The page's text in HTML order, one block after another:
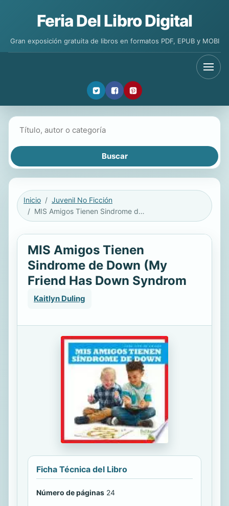
Feria Del Libro Digital
Gran exposición gratuita de libros en formatos PDF, EPUB y MOBI
Inicio
Juvenil No Ficción
MIS Amigos Tienen Sindrome de Down (My Friend Has Down Syndrom
MIS Amigos Tienen
Sindrome de Down (My
Friend Has Down Syndrom
Kaitlyn Duling
Ficha Técnica del Libro
Número de páginas 24